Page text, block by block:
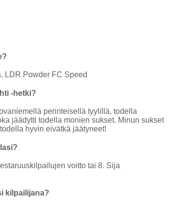
LDR Powder FC Speed
-hetki?
perinteisellä tyylillä, todella
jäädytti todella monien sukset. Minun sukset
hyvin eivätkä jäätyneet!
voitto tai 8. Sija
kilpailijana?